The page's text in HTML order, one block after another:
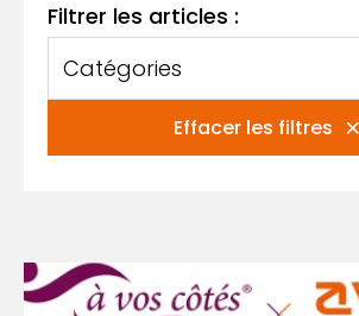
Filtrer les articles :
Catégories
Effacer les filtres